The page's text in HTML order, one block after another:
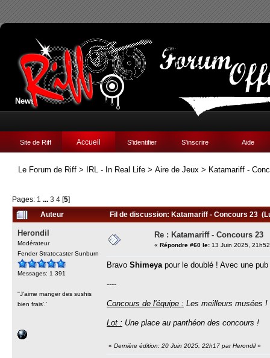
News:
Site de Riff Accueil S'identifier S'inscrire Aide
Le Forum de Riff > IRL - In Real Life > Aire de Jeux > Katamariff -
Pages: 1 ... 3 4 [5]
Auteur
Fil de discussion: Katamariff - Concours 23
Herondil
Modérateur
Fender Stratocaster Sunburn
Messages: 1 391
''J'aime manger des sushis
bien frais'.'
Re : Katamariff - Concours 23
« Répondre #60 le: 13 Juin 2025,
Bravo Shimeyapour le doublé ! Avec une
----
Concours de l'équipe : Les meilleurs musées
Lot : Une place au panthéon des concours !
« Dernière édition: 20 Juin 2025, 22h17 par Herondil»